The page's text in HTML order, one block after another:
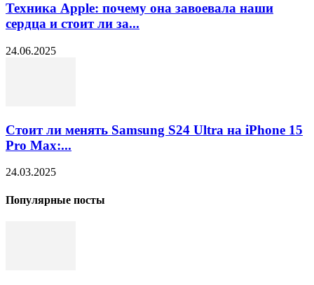
Техника Apple: почему она завоевала наши
сердца и стоит ли за...
24.06.2025
Стоит ли менять Samsung S24 Ultra на iPhone 15
Pro Max:...
24.03.2025
Популярные посты